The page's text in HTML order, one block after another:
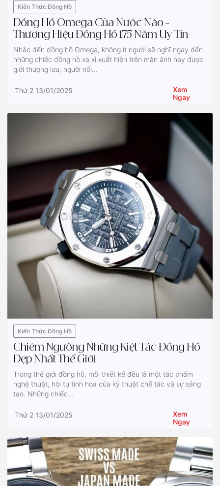
Kiến Thức Đồng Hồ
Đồng Hồ Omega Của Nước Nào –
Thương Hiệu Đồng Hồ 175 Năm Uy Tín
Nhắc đến đồng hồ Omega, không ít người sẽ nghĩ ngay đến
những chiếc đồng hồ xa xỉ xuất hiện trên màn ảnh hay được
giới thượng lưu, người nổi...
Thứ 2 13/01/2025
Xem
Ngay
Kiến Thức Đồng Hồ
Chiêm Ngưỡng Những Kiệt Tác Đồng Hồ
Đẹp Nhất Thế Giới
Trong thế giới đồng hồ, mỗi thiết kế đều là một tác phẩm
nghệ thuật, hội tụ tinh hoa của kỹ thuật chế tác và sự sáng
tạo. Những chiếc...
Thứ 2 13/01/2025
Xem
Ngay